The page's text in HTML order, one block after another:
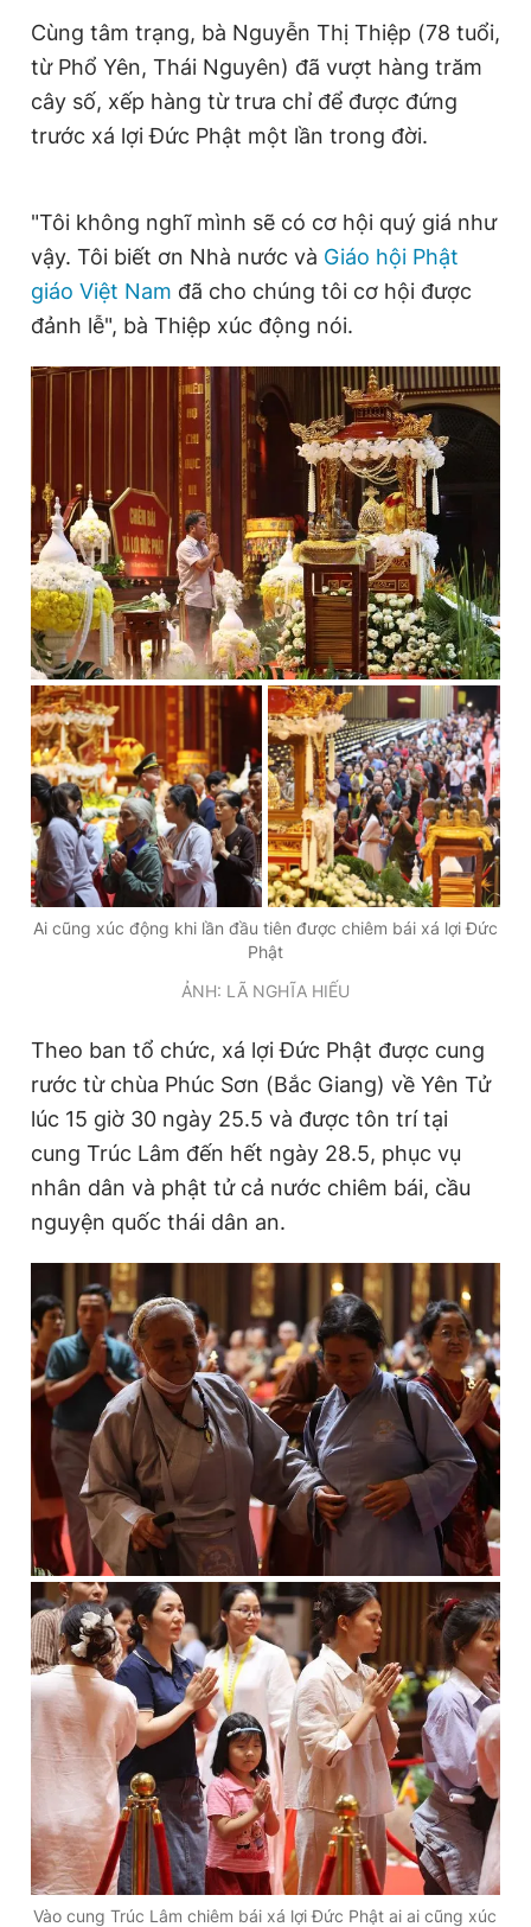
Cùng tâm trạng, bà Nguyễn Thị Thiệp (78 tuổi,
từ Phổ Yên, Thái Nguyên) đã vượt hàng trăm
cây số, xếp hàng từ trưa chỉ để được đứng
trước xá lợi Đức Phật một lần trong đời.
"Tôi không nghĩ mình sẽ có cơ hội quý giá như
vậy. Tôi biết ơn Nhà nước và Giáo hội Phật
giáo Việt Nam đã cho chúng tôi cơ hội được
đảnh lễ", bà Thiệp xúc động nói.
Ai cũng xúc động khi lần đầu tiên được chiêm bái xá lợi Đức
Phật
ẢNH: LÃ NGHĨA HIẾU
Theo ban tổ chức, xá lợi Đức Phật được cung
rước từ chùa Phúc Sơn (Bắc Giang) về Yên Tử
lúc 15 giờ 30 ngày 25.5 và được tôn trí tại
cung Trúc Lâm đến hết ngày 28.5, phục vụ
nhân dân và phật tử cả nước chiêm bái, cầu
nguyện quốc thái dân an.
Vào cung Trúc Lâm chiêm bái xá lợi Đức Phật ai ai cũng xúc